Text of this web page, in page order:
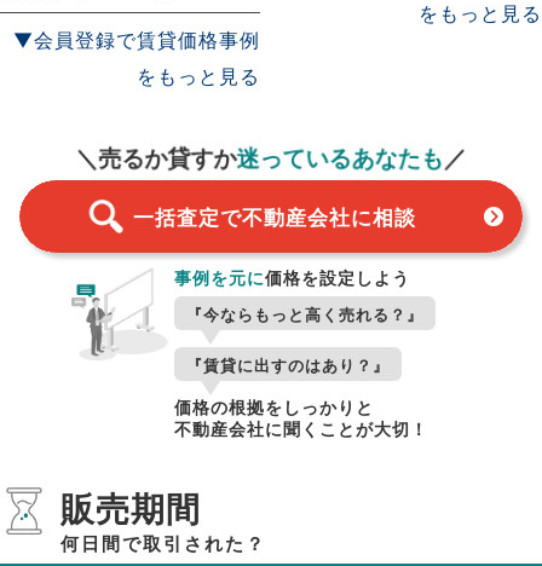
▼会員登録で賃貸価格事例
をもっと見る
をもっと見る
＼売るか貸すか迷っているあなたも／
一括査定で不動産会社に相談
事例を元に価格を設定しよう
『今ならもっと高く売れる？』
『賃貸に出すのはあり？』
価格の根拠をしっかりと
不動産会社に聞くことが大切！
販売期間
何日間で取引された？